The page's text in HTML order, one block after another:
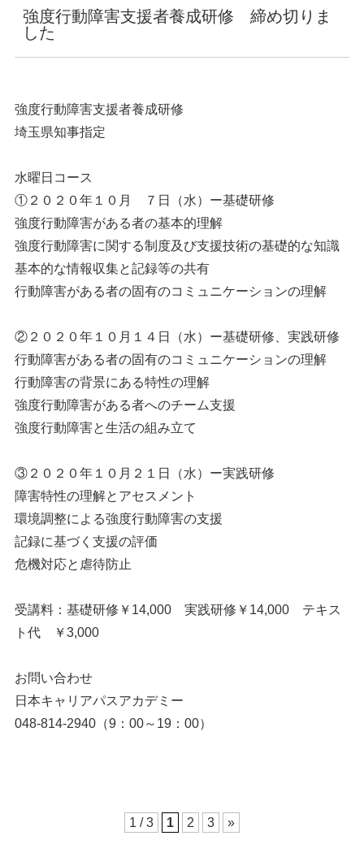
強度行動障害支援者養成研修 締め切りま
した
強度行動障害支援者養成研修
埼玉県知事指定
水曜日コース
①２０２０年１０月 ７日（水）ー基礎研修
強度行動障害がある者の基本的理解
強度行動障害に関する制度及び支援技術の基礎的な知識
基本的な情報収集と記録等の共有
行動障害がある者の固有のコミュニケーションの理解
②２０２０年１０月１４日（水）ー基礎研修、実践研修
行動障害がある者の固有のコミュニケーションの理解
行動障害の背景にある特性の理解
強度行動障害がある者へのチーム支援
強度行動障害と生活の組み立て
③２０２０年１０月２１日（水）ー実践研修
障害特性の理解とアセスメント
環境調整による強度行動障害の支援
記録に基づく支援の評価
危機対応と虐待防止
受講料：基礎研修￥14,000 実践研修￥14,000 テキス
ト代 ￥3,000
お問い合わせ
日本キャリアパスアカデミー
048-814-2940（9：00～19：00）
1 / 3 1 2 3 »